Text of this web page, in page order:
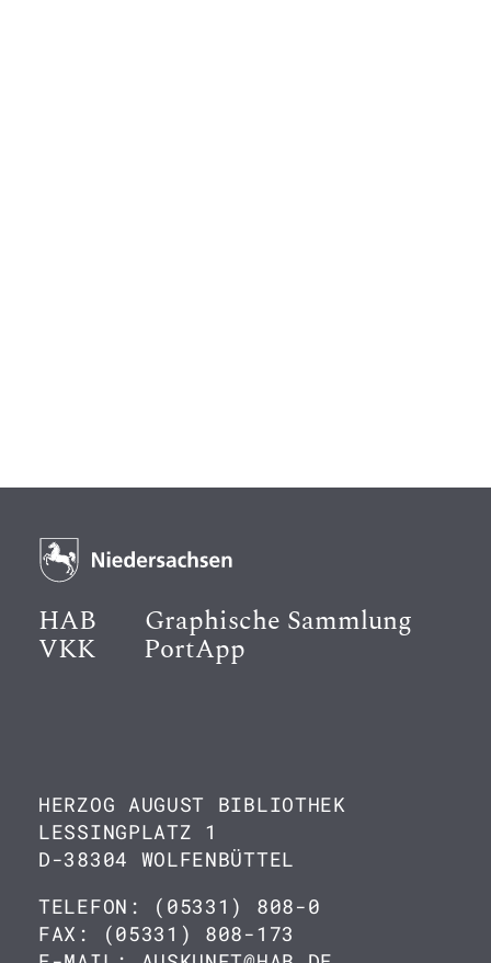
HAB Graphische Sammlung
VKK PortApp
HERZOG AUGUST BIBLIOTHEK
LESSINGPLATZ 1
D-38304 WOLFENBÜTTEL
TELEFON: (05331) 808-0
FAX: (05331) 808-173